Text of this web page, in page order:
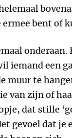
ermee bent of
onderaan.
iemand een
muur te
van zijn of
dat stille
gevoel dat